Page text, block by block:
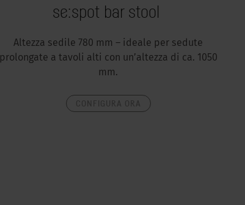
se:spot bar stool
Altezza sedile 780 mm – ideale per sedute
prolongate a tavoli alti con un’altezza di ca. 1050
mm.